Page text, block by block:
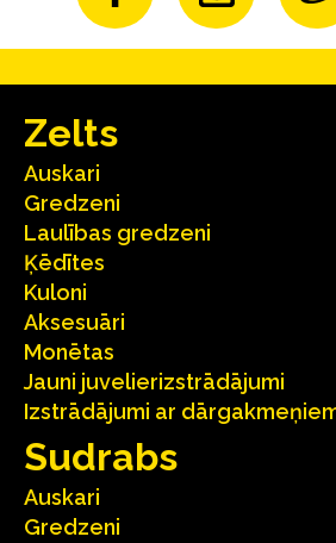
Zelts
Auskari
Gredzeni
Laulības gredzeni
Ķēdītes
Kuloni
Aksesuāri
Monētas
Jauni juvelierizstrādājumi
Izstrādājumi ar
Sudrabs
Auskari
Gredzeni